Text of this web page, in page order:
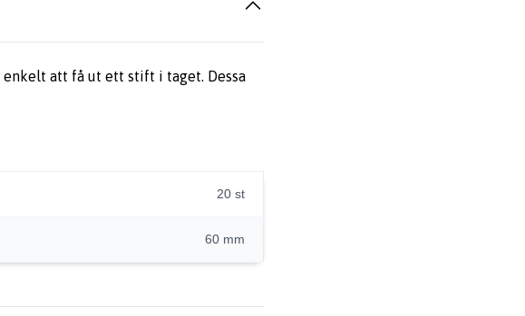
att få ut ett stift i taget. Dessa
20 st
60 mm